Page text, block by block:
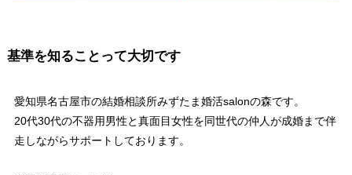
基準を知ることって大切です
愛知県名古屋市の結婚相談所みずたま婚活salonの森です。
20代30代の不器用男性と真面目女性を同世代の仲人が成婚まで伴
走しながらサポートしております。